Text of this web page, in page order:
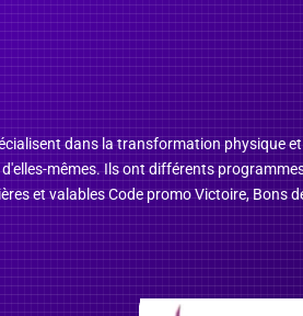
dans la transformation physique
mêmes. Ils ont différents
et valables Code promo Victoire, Bons